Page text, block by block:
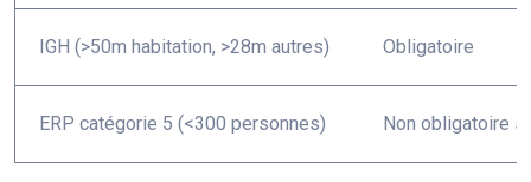
IGH (>50m habitation, >28m autres) Obligatoire
ERP catégorie 5 (<300 personnes) Non obligatoire